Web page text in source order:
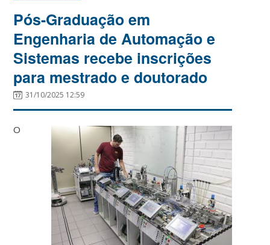
Pós-Graduação em
Engenharia de Automação e
Sistemas recebe inscrições
para mestrado e doutorado
31/10/2025 12:59
O